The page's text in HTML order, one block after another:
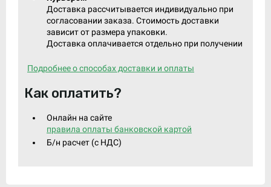
Доставка рассчитывается индивидуально при
согласовании заказа. Стоимость доставки
зависит от размера упаковки.
Доставка оплачивается отдельно при получении
Подробнее о способах доставки и оплаты
Как оплатить?
Онлайн на сайте
правила оплаты банковской картой
Б/н расчет (c НДС)